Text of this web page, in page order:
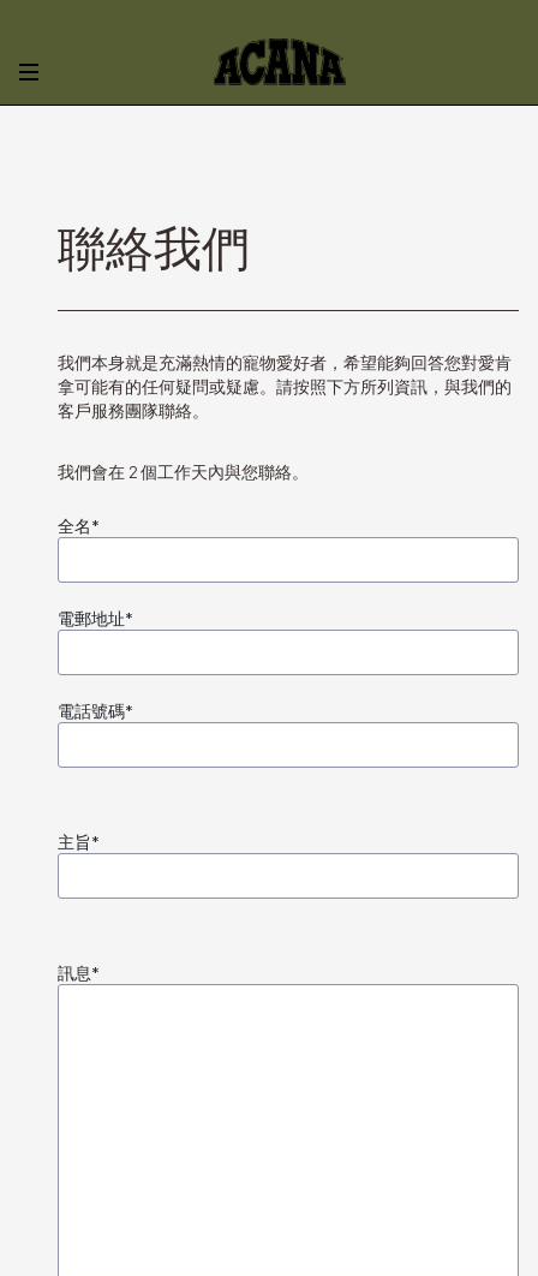
聯絡我們
我們本身就是充滿熱情的寵物愛好者，希望能夠回答您對愛肯
拿可能有的任何疑問或疑慮。請按照下方所列資訊，與我們的
客戶服務團隊聯絡。
我們會在 2 個工作天內與您聯絡。
全名*
電郵地址*
電話號碼*
主旨*
訊息*